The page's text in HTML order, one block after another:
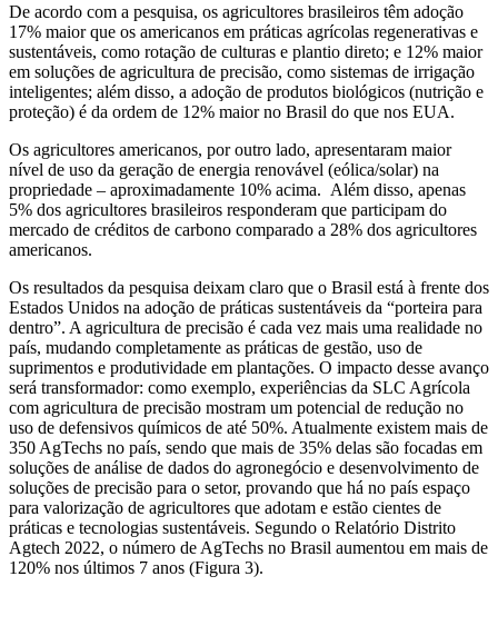
De acordo com a pesquisa, os agricultores brasileiros têm adoção
17% maior que os americanos em práticas agrícolas regenerativas e
sustentáveis, como rotação de culturas e plantio direto; e 12% maior
em soluções de agricultura de precisão, como sistemas de irrigação
inteligentes; além disso, a adoção de produtos biológicos (nutrição e
proteção) é da ordem de 12% maior no Brasil do que nos EUA.
Os agricultores americanos, por outro lado, apresentaram maior
nível de uso da geração de energia renovável (eólica/solar) na
propriedade – aproximadamente 10% acima. Além disso, apenas
5% dos agricultores brasileiros responderam que participam do
mercado de créditos de carbono comparado a 28% dos agricultores
americanos.
Os resultados da pesquisa deixam claro que o Brasil está à frente dos
Estados Unidos na adoção de práticas sustentáveis da “porteira para
dentro”. A agricultura de precisão é cada vez mais uma realidade no
país, mudando completamente as práticas de gestão, uso de
suprimentos e produtividade em plantações. O impacto desse avanço
será transformador: como exemplo, experiências da SLC Agrícola
com agricultura de precisão mostram um potencial de redução no
uso de defensivos químicos de até 50%. Atualmente existem mais de
350 AgTechs no país, sendo que mais de 35% delas são focadas em
soluções de análise de dados do agronegócio e desenvolvimento de
soluções de precisão para o setor, provando que há no país espaço
para valorização de agricultores que adotam e estão cientes de
práticas e tecnologias sustentáveis. Segundo o Relatório Distrito
Agtech 2022, o número de AgTechs no Brasil aumentou em mais de
120% nos últimos 7 anos (Figura 3).